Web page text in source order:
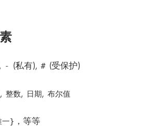
- (私有), #(受保护)
, 整数, 日期, 布尔值
一} ，等等